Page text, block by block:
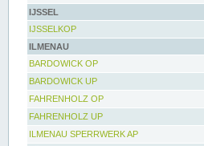
IJSSEL
IJSSELKOP
ILMENAU
BARDOWICK OP
BARDOWICK UP
FAHRENHOLZ OP
FAHRENHOLZ UP
ILMENAU SPERRWERK AP